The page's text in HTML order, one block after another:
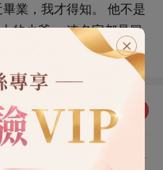
業，我才得知。 他不是
的少爺。 連名字都是冒
起出國。 他的朋友都說
能攀上高枝。 頂著他勢
道：「還是算了。」
點我評分